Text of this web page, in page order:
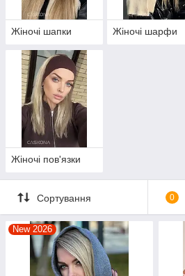
Жіночі шапки Жіночі шарфи
Жіночі пов'язки
Сортування 0
New 2026